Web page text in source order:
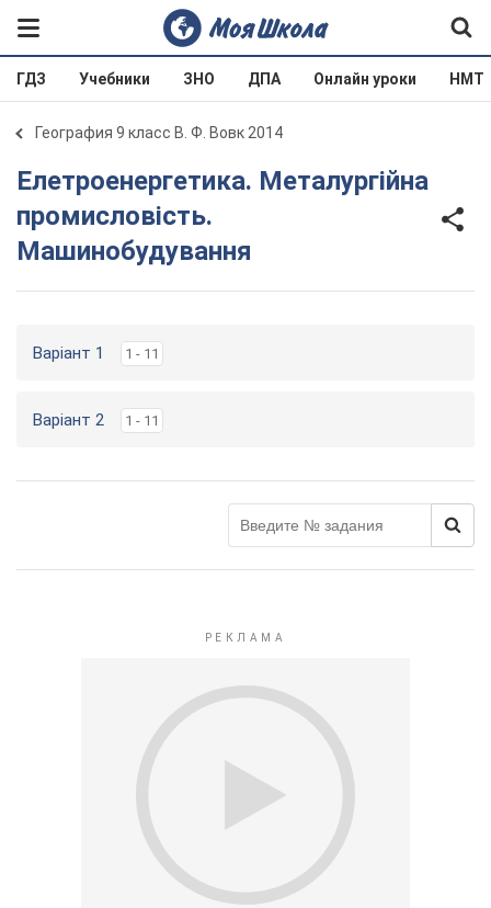
ГДЗ Учебники ЗНО ДПА Онлайн уроки НМТ
География 9 класс В. Ф. Вовк 2014
Елетроенергетика. Металургійна
промисловість.
Машинобудування
Варіант 1 1 - 11
Варіант 2 1 - 11